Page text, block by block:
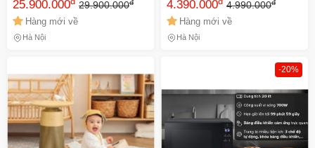
AS55GGSY0 - Công Nghệ
AI+ Hiện Đại, Khử Khuẩn
UVnano, Điều Khiển Wi-Fi -
Diện Tích 52,8m²
25.900.000 29.900.000đ
Hàng mới về
Hà Nội
Công Nghệ Smart Inverter,
Dễ Dàng Vệ Sinh, 1000W
4.390.000 4.990.000đ
Hàng mới về
Hà Nội
-20%